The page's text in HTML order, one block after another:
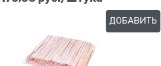
ДОБАВИТЬ